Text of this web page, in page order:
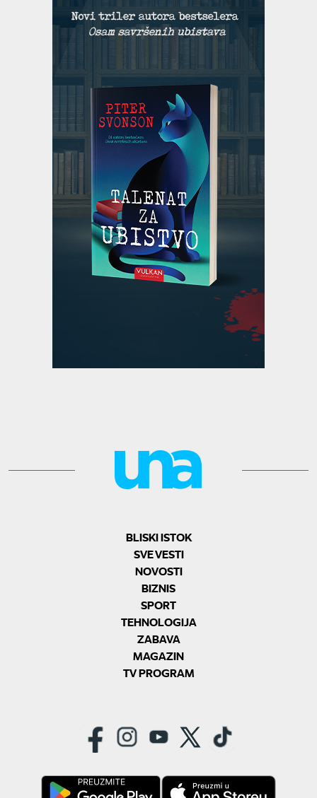
BLISKI ISTOK
SVE VESTI
NOVOSTI
BIZNIS
SPORT
TEHNOLOGIJA
ZABAVA
MAGAZIN
TV PROGRAM